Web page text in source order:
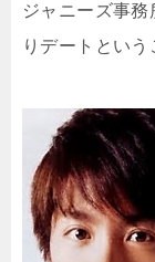
ジャニーズ事
りデートという